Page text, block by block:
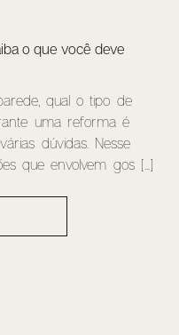
o que você deve
qual o tipo de
uma reforma é
dúvidas. Nesse
que envolvem gos [...]